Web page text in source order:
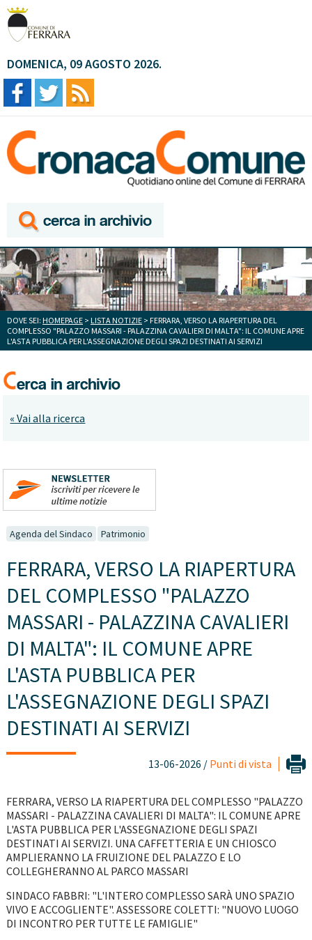
DOMENICA, 09 AGOSTO 2026.
DOVE SEI: HOMEPAGE > LISTA NOTIZIE > FERRARA, VERSO LA RIAPERTURA DEL
COMPLESSO "PALAZZO MASSARI - PALAZZINA CAVALIERI DI MALTA": IL COMUNE APRE
L'ASTA PUBBLICA PER L'ASSEGNAZIONE DEGLI SPAZI DESTINATI AI SERVIZI
« Vai alla ricerca
Agenda del Sindaco Patrimonio
FERRARA, VERSO LA RIAPERTURA
DEL COMPLESSO "PALAZZO
MASSARI - PALAZZINA CAVALIERI
DI MALTA": IL COMUNE APRE
L'ASTA PUBBLICA PER
L'ASSEGNAZIONE DEGLI SPAZI
DESTINATI AI SERVIZI
13-06-2026 / Punti di vista
FERRARA, VERSO LA RIAPERTURA DEL COMPLESSO "PALAZZO
MASSARI - PALAZZINA CAVALIERI DI MALTA": IL COMUNE APRE
L'ASTA PUBBLICA PER L'ASSEGNAZIONE DEGLI SPAZI
DESTINATI AI SERVIZI. UNA CAFFETTERIA E UN CHIOSCO
AMPLIERANNO LA FRUIZIONE DEL PALAZZO E LO
COLLEGHERANNO AL PARCO MASSARI
SINDACO FABBRI: "L'INTERO COMPLESSO SARÀ UNO SPAZIO
VIVO E ACCOGLIENTE". ASSESSORE COLETTI: "NUOVO LUOGO
DI INCONTRO PER TUTTE LE FAMIGLIE"